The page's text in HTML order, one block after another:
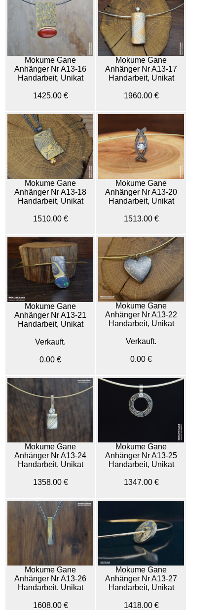
Mokume Gane
Anhänger Nr A13-16
Handarbeit, Unikat
1425.00 €
Mokume Gane
Anhänger Nr A13-17
Handarbeit, Unikat
1960.00 €
Mokume Gane
Anhänger Nr A13-18
Handarbeit, Unikat
1510.00 €
Mokume Gane
Anhänger Nr A13-20
Handarbeit, Unikat
1513.00 €
Mokume Gane
Anhänger Nr A13-21
Handarbeit, Unikat
Verkauft.
0.00 €
Mokume Gane
Anhänger Nr A13-22
Handarbeit, Unikat
Verkauft.
0.00 €
Mokume Gane
Anhänger Nr A13-24
Handarbeit, Unikat
1358.00 €
Mokume Gane
Anhänger Nr A13-25
Handarbeit, Unikat
1347.00 €
Mokume Gane
Anhänger Nr A13-26
Handarbeit, Unikat
1608.00 €
Mokume Gane
Anhänger Nr A13-27
Handarbeit, Unikat
1418.00 €